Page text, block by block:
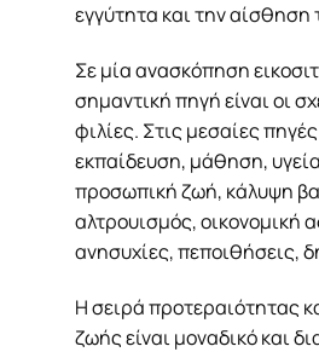
εγγύτητα και την αίσθηση
Σε μία ανασκόπηση
σημαντική πηγή είναι οι
φιλίες. Στις μεσαίες
εκπαίδευση, μάθηση,
προσωπική ζωή, κάλυψη
αλτρουισμός, οικονομική
ανησυχίες, πεποιθήσεις,
Η σειρά προτεραιότητας
ζωής είναι μοναδικό και